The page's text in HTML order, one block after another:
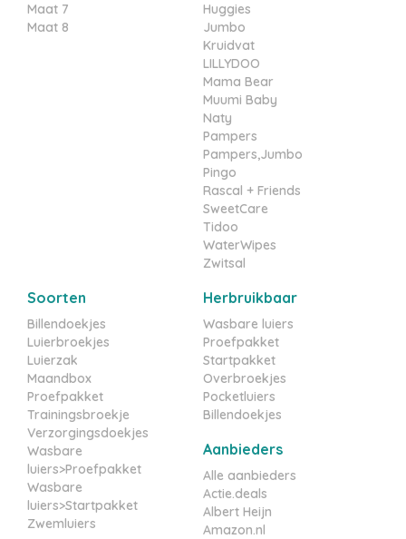
Maat 7
Maat 8
Huggies
Jumbo
Kruidvat
LILLYDOO
Mama Bear
Muumi Baby
Naty
Pampers
Pampers,Jumbo
Pingo
Rascal + Friends
SweetCare
Tidoo
WaterWipes
Zwitsal
Soorten
Billendoekjes
Luierbroekjes
Luierzak
Maandbox
Proefpakket
Trainingsbroekje
Verzorgingsdoekjes
Wasbare
luiers>Proefpakket
Wasbare
luiers>Startpakket
Zwemluiers
Herbruikbaar
Wasbare luiers
Proefpakket
Startpakket
Overbroekjes
Pocketluiers
Billendoekjes
Aanbieders
Alle aanbieders
Actie.deals
Albert Heijn
Amazon.nl